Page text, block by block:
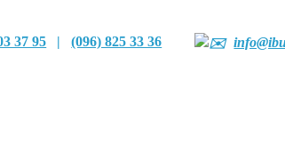
37 95 |(096) 825 33 36